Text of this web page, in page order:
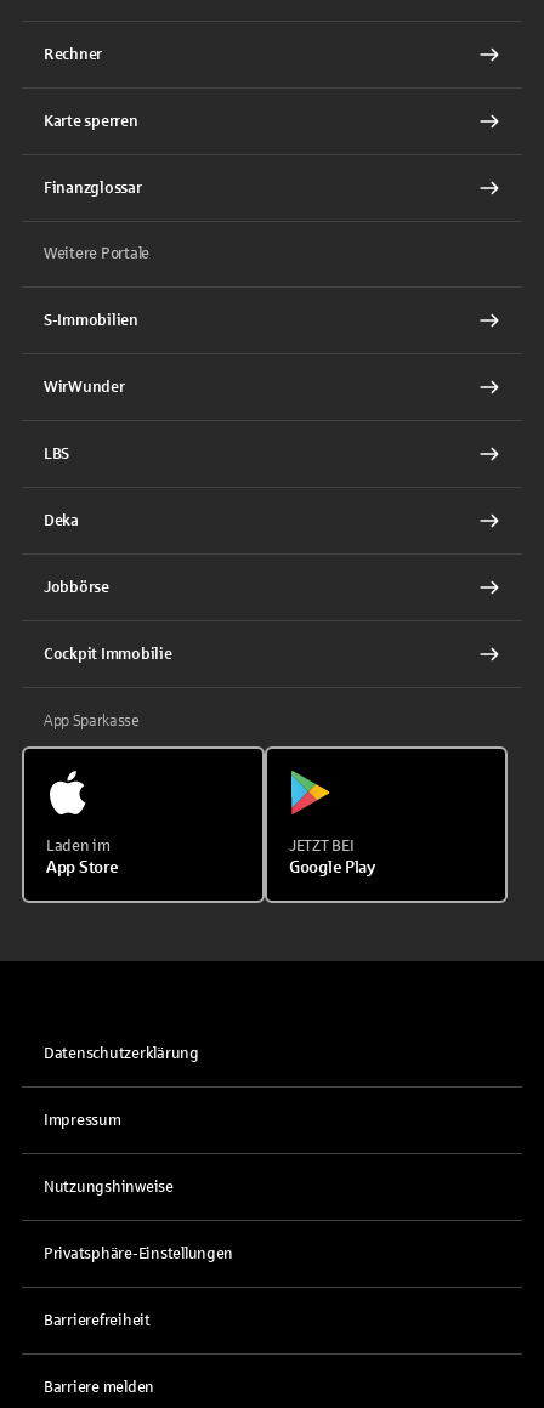
Rechner
Karte sperren
Finanzglossar
Weitere Portale
S-Immobilien
WirWunder
LBS
Deka
Jobbörse
Cockpit Immobilie
App Sparkasse
Laden im
App Store
JETZT BEI
Google Play
Datenschutzerklärung
Impressum
Nutzungshinweise
Privatsphäre-Einstellungen
Barrierefreiheit
Barriere melden